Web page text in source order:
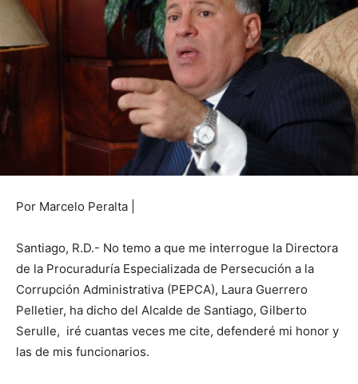
Por Marcelo Peralta |
Santiago, R.D.- No temo a que me interrogue la Directora
de la Procuraduría Especializada de Persecución a la
Corrupción Administrativa (PEPCA), Laura Guerrero
Pelletier, ha dicho del Alcalde de Santiago, Gilberto
Serulle, iré cuantas veces me cite, defenderé mi honor y
las de mis funcionarios.